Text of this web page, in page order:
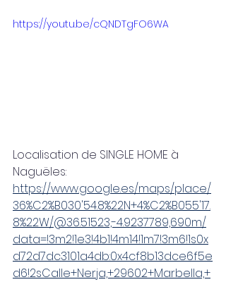
https://youtu.be/cQNDTgFO6WA
Localisation de SINGLE HOME à
Naguëles:
https://www.google.es/maps/place/
36%C2%B030'54.8%22N+4%C2%B055'17.
8%22W/@36.51523,-4.9237789,690m/
data=!3m2!1e3!4b1!4m14!1m7!3m6!1s0x
d72d7dc3101a4db:0x4cf8b13dce6f5e
d6!2sCalle+Nerja,+29602+Marbella,+